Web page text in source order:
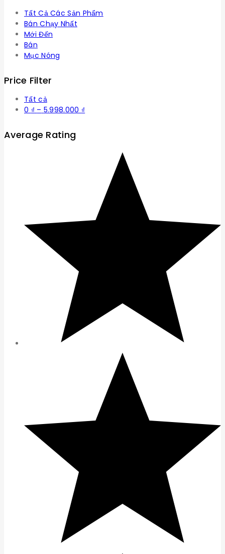
Tất Cả Các Sản Phẩm
Bán Chạy Nhất
Mới Đến
Bán
Mục Nóng
Price Filter
Tất cả
0 ₫ – 5.998.000 ₫
5.998.000 ₫
Average Rating